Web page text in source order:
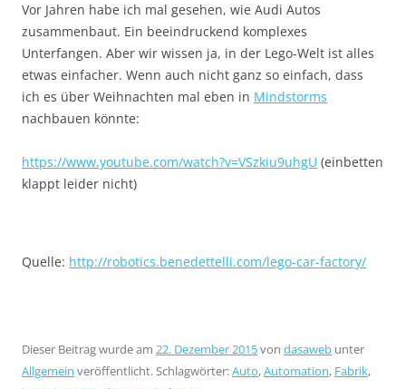
Vor Jahren habe ich mal gesehen, wie Audi Autos
zusammenbaut. Ein beeindruckend komplexes
Unterfangen. Aber wir wissen ja, in der Lego-Welt ist alles
etwas einfacher. Wenn auch nicht ganz so einfach, dass
ich es über Weihnachten mal eben in Mindstorms
nachbauen könnte:
https://www.youtube.com/watch?v=VSzkiu9uhgU (einbetten
klappt leider nicht)
Quelle: http://robotics.benedettelli.com/lego-car-factory/
Dieser Beitrag wurde am 22. Dezember 2015von dasaweb unter
Allgemein veröffentlicht. Schlagwörter:Auto,Automation, Fabrik,